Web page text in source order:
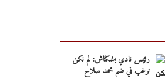
رئيس نادي بشكتاش: لم نكن
نرغب في ضم محمد صلاح